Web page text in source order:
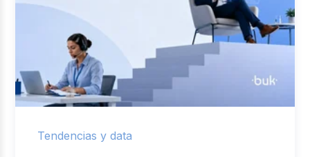
Tendencias y data